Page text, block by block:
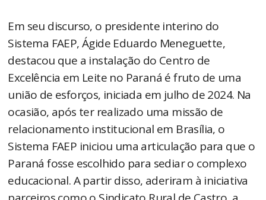
Em seu discurso, o presidente interino do
Sistema FAEP, Ágide Eduardo Meneguette,
destacou que a instalação do Centro de
Excelência em Leite no Paraná é fruto de uma
união de esforços, iniciada em julho de 2024. Na
ocasião, após ter realizado uma missão de
relacionamento institucional em Brasília, o
Sistema FAEP iniciou uma articulação para que o
Paraná fosse escolhido para sediar o complexo
educacional. A partir disso, aderiram à iniciativa